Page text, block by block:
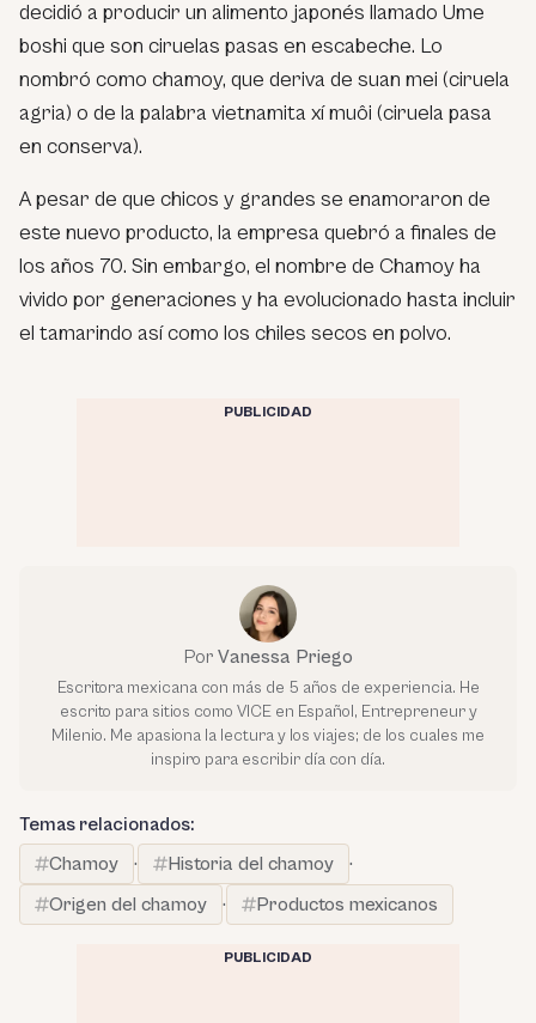
decidió a producir un alimento japonés llamado Ume
boshi que son ciruelas pasas en escabeche. Lo
nombró como chamoy, que deriva de suan mei (ciruela
agria) o de la palabra vietnamita xí muôi (ciruela pasa
en conserva).
A pesar de que chicos y grandes se enamoraron de
este nuevo producto, la empresa quebró a finales de
los años 70. Sin embargo, el nombre de Chamoy ha
vivido por generaciones y ha evolucionado hasta incluir
el tamarindo así como los chiles secos en polvo.
PUBLICIDAD
Por Vanessa Priego
Escritora mexicana con más de 5 años de experiencia. He
escrito para sitios como VICE en Español, Entrepreneur y
Milenio. Me apasiona la lectura y los viajes; de los cuales me
inspiro para escribir día con día.
Temas relacionados:
Chamoy
· Historia del chamoy
·
Origen del chamoy
· Productos mexicanos
PUBLICIDAD